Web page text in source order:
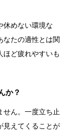
休めない環境な
なたの適性とは関
ほど疲れやすいも
か？
せん。一度立ち止
見えてくることが